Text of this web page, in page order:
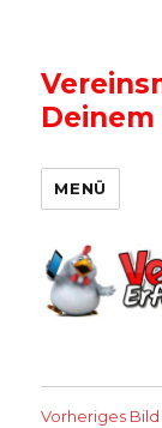
Deinem
MENÜ
Vorheriges Bild